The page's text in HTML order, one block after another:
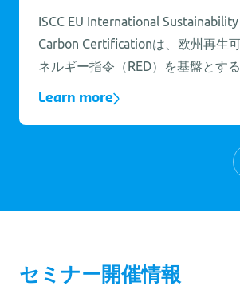
ISCC EU International Sustainability
Carbon Certificationは、欧州再生可
ネルギー指令（RED）を基盤とする
ります。サプライチェーンにおいて
レーサビリティはシステムの適切性
Learn more
セミナー開催情報